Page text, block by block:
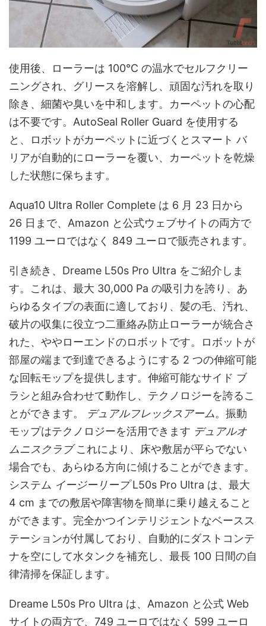
使用後、ローラーは 100°C の温水でセルフクリー
ニングされ、グリースを溶解し、頑固な汚れを取り
除き、細菌や臭いを中和します。カーペットの心配
は不要です。AutoSeal Roller Guard を使用する
と、ロボットがカーペットに近づくとスマート バ
リアが自動的にローラーを覆い、カーペットを乾燥
した状態に保ちます。
Aqua10 Ultra Roller Complete は 6 月 23 日から
26 日まで、Amazon と公式ウェブサイトの両方で
1199 ユーロではなく 849 ユーロで販売されます。
引き続き、Dreame L50s Pro Ultra をご紹介しま
す。これは、最大 30,000 Pa の吸引力を誇り、あ
らゆるタイプの表面に適しており、髪の毛、汚れ、
破片の収集に役立つ二重絡み防止ローラーが統合さ
れた、ややローエンドのロボットです。ロボットが
部屋の端まで到達できるようにする 2 つの伸縮可能
な回転モップを提供します。伸縮可能なサイド ブ
ラシと組み合わせて動作し、テクノロジーを誇るこ
とができます。 デュアルフレックスアーム。振動
モップはテクノロジーを活用できます デュアルオ
ムニスクラブこれにより、床や敷居が平らでない
場合でも、あらゆる方向に傾けることができます。
システム イージーリープL50s Pro Ultra は、最大
4 cm までの敷居や障害物を簡単に乗り越えること
ができます。完全かつインテリジェントなベースス
テーションが付属しており、自動的にダストコンテ
ナを空にして水タンクを補充し、最長 100 日間の自
律清掃を保証します。
Dreame L50s Pro Ultra は、Amazon と公式 Web
サイトの両方で、749 ユーロではなく 599 ユーロ